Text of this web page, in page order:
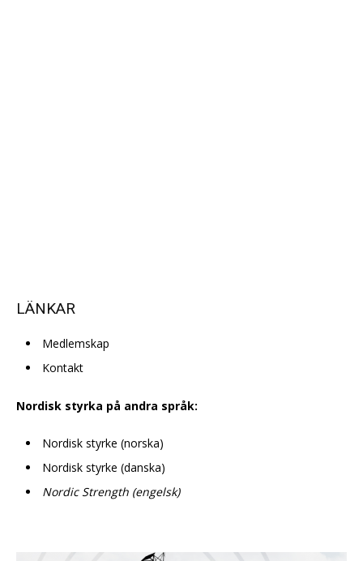
LÄNKAR
Medlemskap
Kontakt
Nordisk styrka på andra språk:
Nordisk styrke (norska)
Nordisk styrke (danska)
Nordic Strength (engelsk)